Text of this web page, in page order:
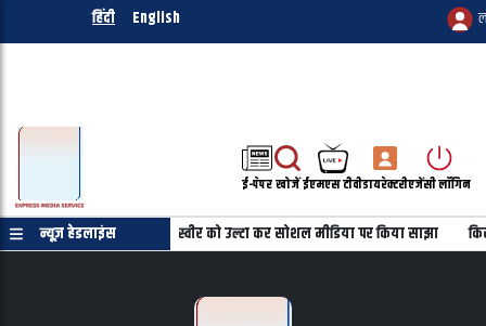
हिंदी English
ई-पेपरखोजेंईएमएस टीवीडायरेक्टरीएजेंसी लॉगिन
न्यूज़ हेडलाइंस
जरुरत नहीं महबूबा की तस्वीर को उल्टा कर सोशल मीडिया पर किया साझा